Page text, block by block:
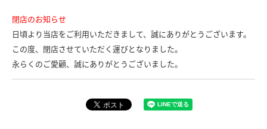
閉店のお知らせ
日頃より当店をご利用いただきまして、誠にありがとうございます。
この度、閉店させていただく運びとなりました。
永らくのご愛顧、誠にありがとうございました。